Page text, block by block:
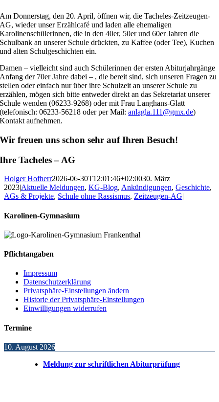
Am Donnerstag, den 20. April, öffnen wir, die Tacheles-Zeitzeugen-
AG, wieder unser Erzählcafé und laden alle ehemaligen
Karolinenschülerinnen, die in den 40er, 50er und 60er Jahren die
Schulbank an unserer Schule drückten, zu Kaffee (oder Tee), Kuchen
und alten Schulgeschichten ein.
Damen – vielleicht sind auch Schülerinnen der ersten Abiturjahrgänge
Anfang der 70er Jahre dabei – , die bereit sind, sich unseren Fragen zu
stellen oder einfach nur über ihre Schulzeit an unserer Schule zu
erzählen, mögen sich bitte entweder direkt an das Sekretariat unserer
Schule wenden (06233-9268) oder mit Frau Langhans-Glatt
(telefonisch: 06233-56218 oder per Mail:anlagla.111@gmx.de)
Kontakt aufnehmen.
Wir freuen uns schon sehr auf Ihren Besuch!
Ihre Tacheles – AG
Holger Hofherr2026-06-30T12:01:46+02:0030. März
2023|Aktuelle Meldungen, KG-Blog, Ankündigungen, Geschichte,
AGs & Projekte, Schule ohne Rassismus, Zeitzeugen-AG|
Karolinen-Gymnasium
Pflichtangaben
Impressum
Datenschutzerklärung
Privatsphäre-Einstellungen ändern
Historie der Privatsphäre-Einstellungen
Einwilligungen widerrufen
Termine
10. August 2026
Meldung zur schriftlichen Abiturprüfung